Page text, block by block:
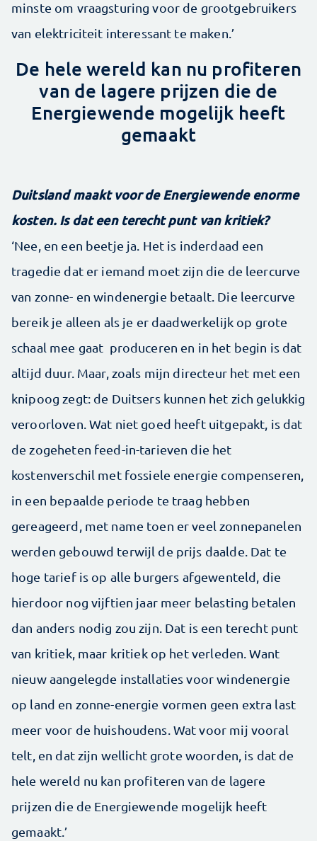
minste om vraagsturing voor de grootgebruikers
van elektriciteit interessant te maken.’
De hele wereld kan nu profiteren
van de lagere prijzen die de
Energiewende mogelijk heeft
gemaakt
Duitsland maakt voor de Energiewende enorme
kosten. Is dat een terecht punt van kritiek?
‘Nee, en een beetje ja. Het is inderdaad een
tragedie dat er iemand moet zijn die de leercurve
van zonne- en windenergie betaalt. Die leercurve
bereik je alleen als je er daadwerkelijk op grote
schaal mee gaat produceren en in het begin is dat
altijd duur. Maar, zoals mijn directeur het met een
knipoog zegt: de Duitsers kunnen het zich gelukkig
veroorloven. Wat niet goed heeft uitgepakt, is dat
de zogeheten feed-in-tarieven die het
kostenverschil met fossiele energie compenseren,
in een bepaalde periode te traag hebben
gereageerd, met name toen er veel zonnepanelen
werden gebouwd terwijl de prijs daalde. Dat te
hoge tarief is op alle burgers afgewenteld, die
hierdoor nog vijftien jaar meer belasting betalen
dan anders nodig zou zijn. Dat is een terecht punt
van kritiek, maar kritiek op het verleden. Want
nieuw aangelegde installaties voor windenergie
op land en zonne-energie vormen geen extra last
meer voor de huishoudens. Wat voor mij vooral
telt, en dat zijn wellicht grote woorden, is dat de
hele wereld nu kan profiteren van de lagere
prijzen die de Energiewende mogelijk heeft
gemaakt.’